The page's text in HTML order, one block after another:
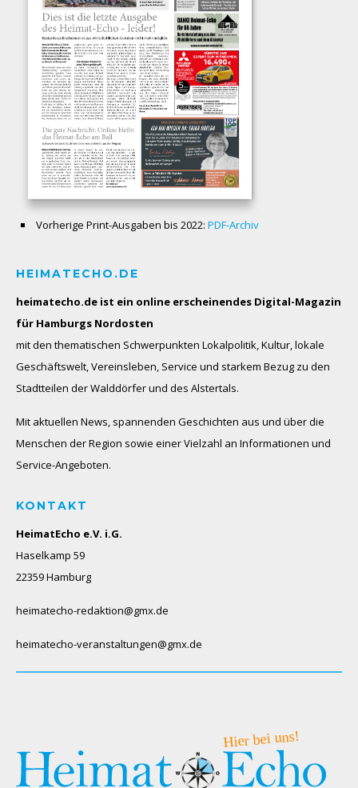
Vorherige Print-Ausgaben bis 2022: PDF-Archiv
HEIMATECHO.DE
heimatecho.de ist ein online erscheinendes Digital-Magazin
für Hamburgs Nordosten
mit den thematischen Schwerpunkten Lokalpolitik, Kultur, lokale
Geschäftswelt, Vereinsleben, Service und starkem Bezug zu den
Stadtteilen der Walddörfer und des Alstertals.
Mit aktuellen News, spannenden Geschichten aus und über die
Menschen der Region sowie einer Vielzahl an Informationen und
Service-Angeboten.
KONTAKT
HeimatEcho e.V. i.G.
Haselkamp 59
22359 Hamburg
heimatecho-redaktion@gmx.de
heimatecho-veranstaltungen@gmx.de